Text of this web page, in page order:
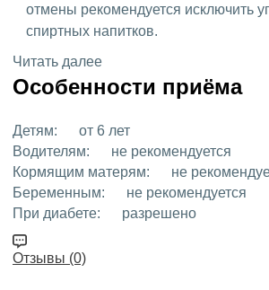
отмены рекомендуется исключить
спиртных напитков.
Читать далее
Особенности приёма
Детям:
от 6 лет
Водителям:
не рекомендуется
Кормящим матерям:
не
Беременным:
не рекомендуется
При диабете:
разрешено
Отзывы (0)